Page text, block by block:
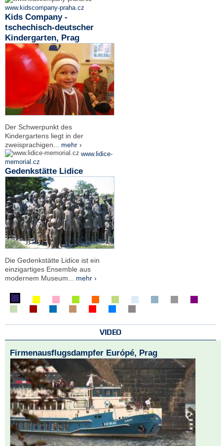
www.kidscompany-praha.cz
Kids Company -
tschechisch-deutscher
Kindergarten, Prag
Der Schwerpunkt des
Kindergartens liegt in der
zweisprachigen... mehr ›
www.lidice-
memorial.cz
Gedenkstätte Lidice
Die Gedenkstätte Lidice ist ein
einzigartiges Ensemble aus
modernem Museum... mehr ›
VIDEO
Firmenausflugsdampfer Európé, Prag